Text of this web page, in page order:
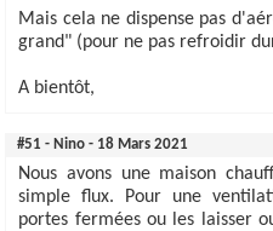
Mais cela ne dispense pas
grand" (pour ne pas refroidir
A bientôt,
#51 - Nino - 18 Mars 2021
Nous avons une maison
simple flux. Pour une
portes fermées ou les laisser